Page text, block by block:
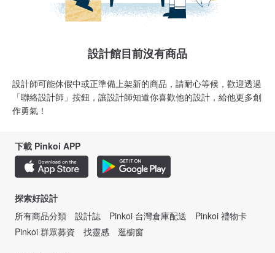
設計館目前沒有商品
設計師可能休假中或正準備上架新的商品，請耐心等候，歡迎透過
「聯絡設計師」按鈕，讓設計師知道你喜歡他的設計，給他更多創
作勇氣！
下載 Pinkoi APP
探索好設計
所有商品分類
設計誌 Pinkoi 台灣倉庫配送
Pinkoi 禮物卡
Pinkoi 群眾募資
找靈感 逛櫥窗